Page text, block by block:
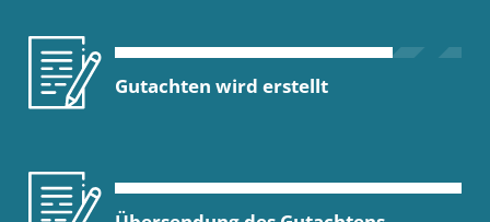
Gutachten wird erstellt